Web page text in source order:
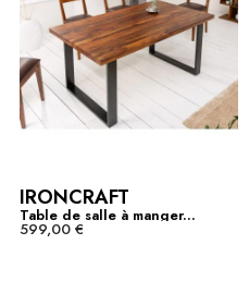
IRONCRAFT
Table de salle à manger...
599,00 €